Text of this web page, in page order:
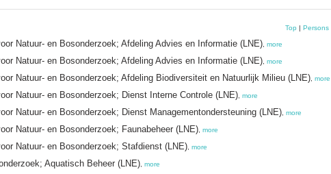
Top | Persons
Natuur- en Bosonderzoek; Afdeling Advies en Informatie (LNE) more
Natuur- en Bosonderzoek; Afdeling Advies en Informatie (LNE) more
Natuur- en Bosonderzoek; Afdeling Biodiversiteit en Natuurlijk Milieu (LNE) more
Natuur- en Bosonderzoek; Dienst Interne Controle (LNE) more
Natuur- en Bosonderzoek; Dienst Managementondersteuning (LNE) more
Natuur- en Bosonderzoek; Faunabeheer (LNE) more
Natuur- en Bosonderzoek; Stafdienst (LNE) more
Aquatisch Beheer (LNE) more